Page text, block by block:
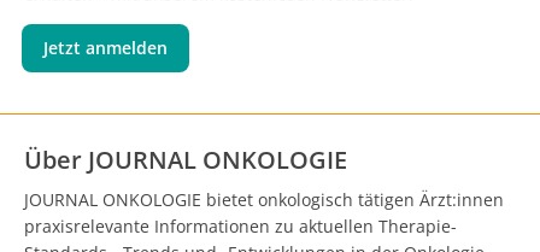
Jetzt anmelden
Über JOURNAL ONKOLOGIE
JOURNAL ONKOLOGIE bietet onkologisch tätigen Ärzt:innen
praxisrelevante Informationen zu aktuellen Therapie-